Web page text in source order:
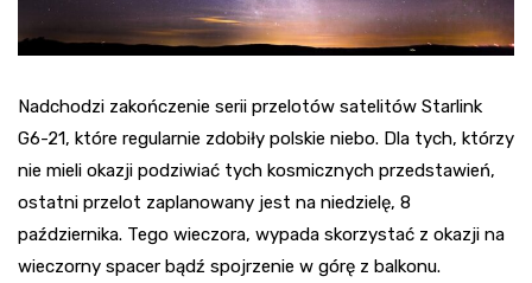
Nadchodzi zakończenie serii przelotów satelitów Starlink
G6-21, które regularnie zdobiły polskie niebo. Dla tych, którzy
nie mieli okazji podziwiać tych kosmicznych przedstawień,
ostatni przelot zaplanowany jest na niedzielę, 8
października. Tego wieczora, wypada skorzystać z okazji na
wieczorny spacer bądź spojrzenie w górę z balkonu.